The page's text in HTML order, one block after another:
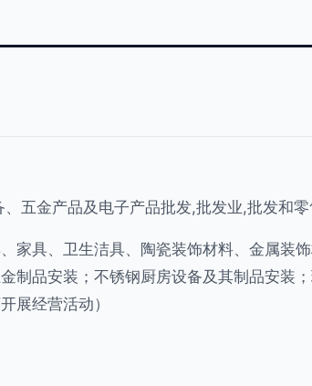
五金产品及电子产品批发,批发业,批发和零
家具、卫生洁具、陶瓷装饰材料、金属装
制品安装；不锈钢厨房设备及其制品安装
展经营活动）